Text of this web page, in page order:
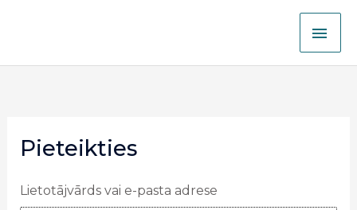
pie
Pieteikties
Lietotājvārds vai e-pasta adrese